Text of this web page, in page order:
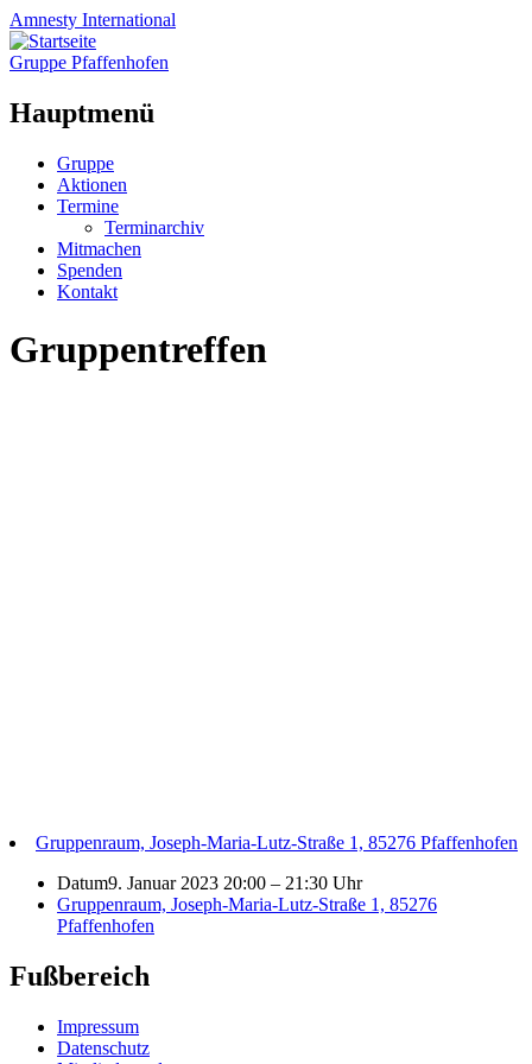
Amnesty International
Gruppe Pfaffenhofen
Hauptmenü
Zum
Inhalt
springen
Gruppe
Aktionen
Termine
Terminarchiv
Mitmachen
Spenden
Kontakt
Gruppentreffen
Gruppenraum, Joseph-Maria-Lutz-Straße 1, 85276 Pfaffenhofen
Datum9. Januar 2023 20:00 – 21:30 Uhr
Gruppenraum, Joseph-Maria-Lutz-Straße 1, 85276
Pfaffenhofen
Fußbereich
Impressum
Datenschutz